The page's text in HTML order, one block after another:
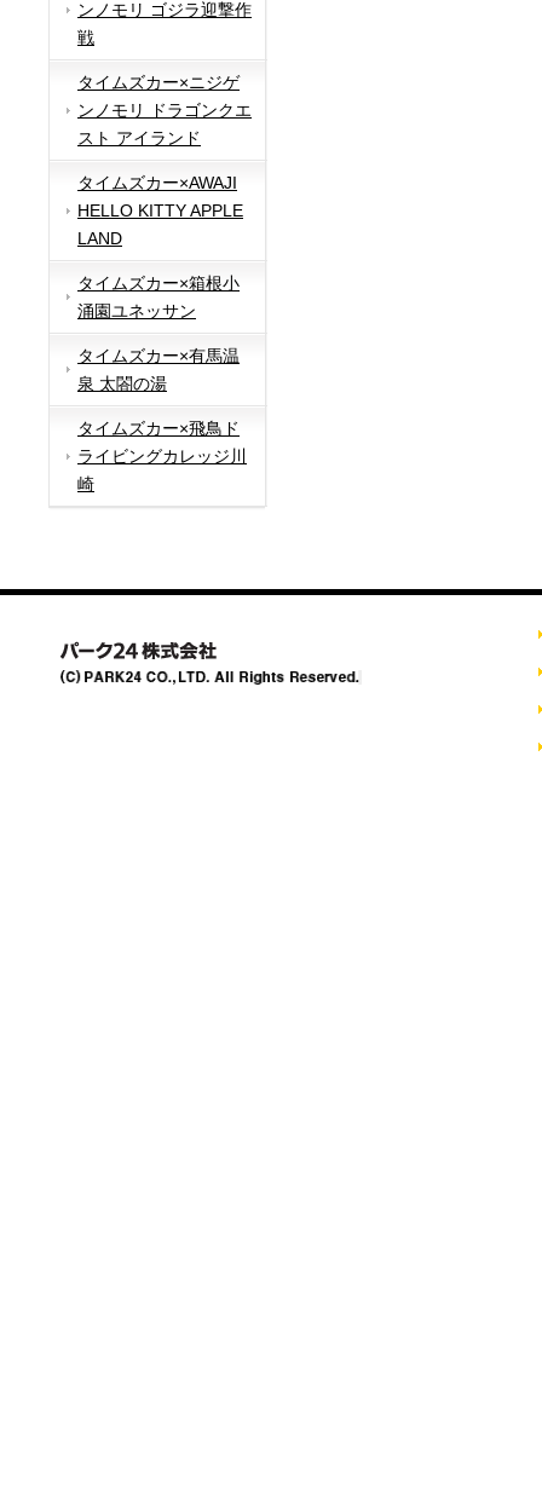
ンノモリ ゴジラ迎撃作
戦
タイムズカー×ニジゲ
ンノモリ ドラゴンクエ
スト アイランド
タイムズカー×AWAJI
HELLO KITTY APPLE
LAND
タイムズカー×箱根小
涌園ユネッサン
タイムズカー×有馬温
泉 太閤の湯
タイムズカー×飛鳥ド
ライビングカレッジ川
崎